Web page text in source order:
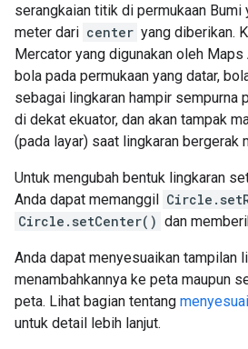
serangkaian titik di permukaan Bumi
meter dari center yang diberikan.
Mercator yang digunakan oleh
bola pada permukaan yang datar,
sebagai lingkaran hampir sempurna
di dekat ekuator, dan akan tampak
(pada layar) saat lingkaran bergerak
Untuk mengubah bentuk lingkaran
Anda dapat memanggil
Circle.setCenter() dan
Anda dapat menyesuaikan tampilan
menambahkannya ke peta maupun
peta. Lihat bagian tentang
untuk detail lebih lanjut.